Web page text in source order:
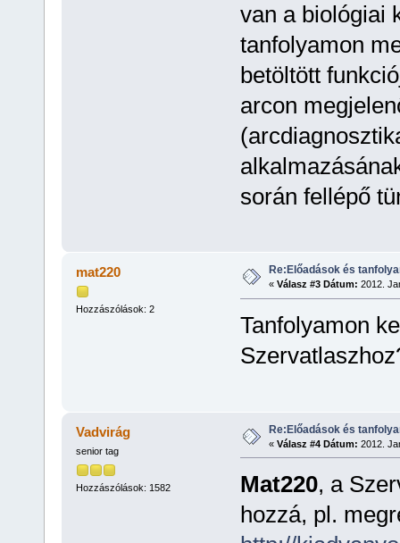
van a biológiai
tanfolyamon
betöltött
arcon
során fellépő
mat220
Hozzászólások: 2
Re:Előadások és
« Válasz #3 Dátum: 2012.
Tanfolyamon
Vadvirág
senior tag
Hozzászólások: 1582
Re:Előadások és
« Válasz #4 Dátum: 2012.
Mat220, a
hozzá, pl.